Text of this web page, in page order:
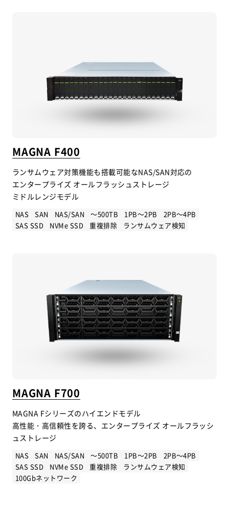
MAGNA F400
ランサムウェア対策機能も搭載可能なNAS/SAN対応の
エンタープライズ オールフラッシュストレージ
ミドルレンジモデル
NAS SAN NAS/SAN ～500TB 1PB～2PB
2PB～4PB
SAS SSD
NVMe SSD 重複排除 ランサムウェア検知
MAGNA F700
MAGNA Fシリーズのハイエンドモデル
高性能・高信頼性を誇る、エンタープライズ オールフラッシ
ュストレージ
NAS SAN NAS/SAN ～500TB 1PB～2PB
2PB～4PB
SAS SSD
NVMe SSD 重複排除
ランサムウェア検知
100Gbネットワーク